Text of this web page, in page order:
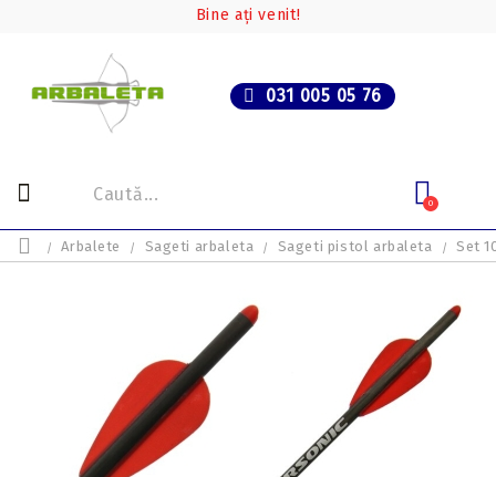
Bine ați venit!
031 005 05 76
0
Arbalete Sageti arbaleta Sageti pistol arbaleta Set